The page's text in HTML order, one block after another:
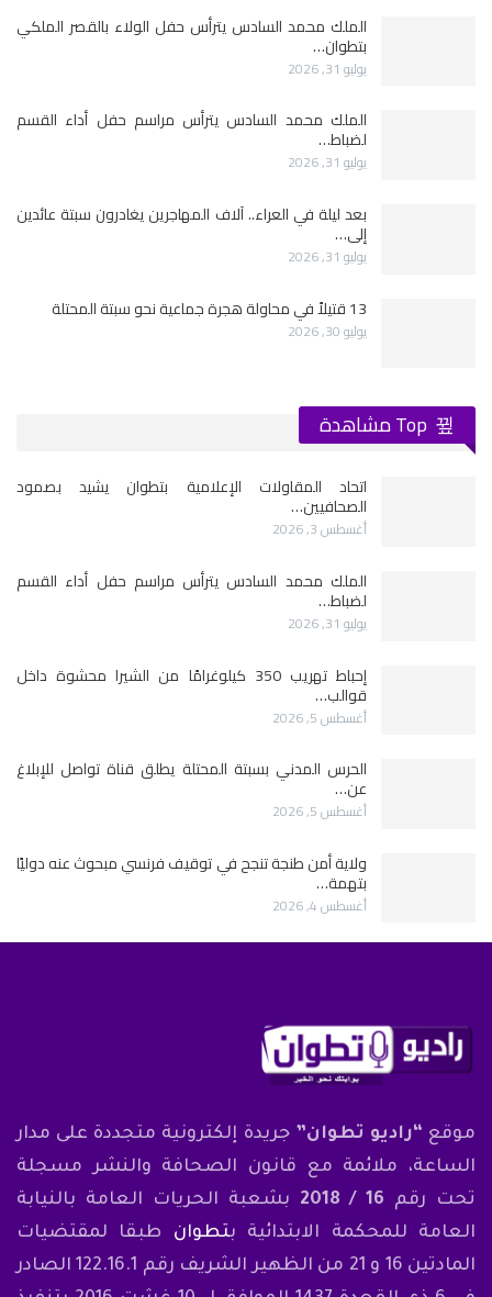
الملك محمد السادس يترأس حفل الولاء بالقصر الملكي
بتطوان…
يوليو 31, 2026
الملك محمد السادس يترأس مراسم حفل أداء القسم
لضباط…
يوليو 31, 2026
بعد ليلة في العراء.. آلاف المهاجرين يغادرون سبتة عائدين
إلى…
يوليو 31, 2026
13 قتيلاً في محاولة هجرة جماعية نحو سبتة المحتلة
يوليو 30, 2026
اتحاد المقاولات الإعلامية بتطوان يشيد بصمود
الصحافيين…
أغسطس 3, 2026
الملك محمد السادس يترأس مراسم حفل أداء القسم
لضباط…
يوليو 31, 2026
إحباط تهريب 350 كيلوغرامًا من الشيرا محشوة داخل
قوالب…
أغسطس 5, 2026
الحرس المدني بسبتة المحتلة يطلق قناة تواصل للإبلاغ
عن…
أغسطس 5, 2026
ولاية أمن طنجة تنجح في توقيف فرنسي مبحوث عنه دوليًا
بتهمة…
أغسطس 4, 2026
موقع “راديو تطوان” جريدة إلكترونية متجددة على مدار
الساعة، ملائمة مع قانون الصحافة والنشر مسجلة
تحت رقم 16 / 2018
بشعبة الحريات العامة بالنيابة
العامة للمحكمة الابتدائية بتطوان طبقا لمقتضيات
المادتين 16 و 21 من الظهير الشريف رقم 122.16.1 الصادر